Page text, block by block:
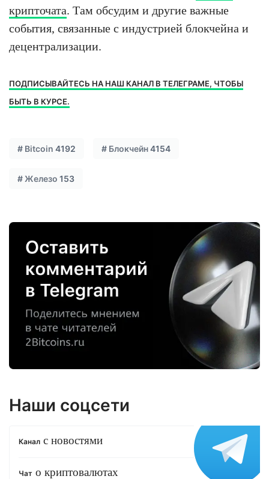
крипточата. Там обсудим и другие важные
события, связанные с индустрией блокчейна и
децентрализации.
ПОДПИСЫВАЙТЕСЬ НА НАШ КАНАЛ В ТЕЛЕГРАМЕ, ЧТОБЫ
БЫТЬ В КУРСЕ.
# Bitcoin 4192 # Блокчейн4154
# Железо 153
Наши соцсети
Канал с новостями
Чат о криптовалютах